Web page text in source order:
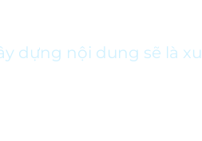
dựng nội dung sẽ là